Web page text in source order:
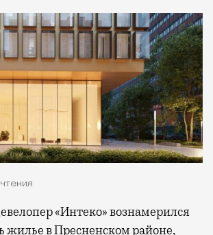
жилье в Пресненском районе,